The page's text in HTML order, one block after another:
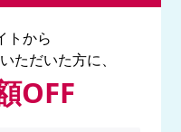
トから
ただいた方に、
OFF